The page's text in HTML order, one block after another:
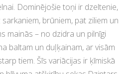
Dominējošie toņi ir dzeltenie,
brūniem, pat ziliem un
mainās – no dzidra un pilnīgi
baltam un duļķainam, ar visām
tiem. Šīs variācijas ir ķīmiskā